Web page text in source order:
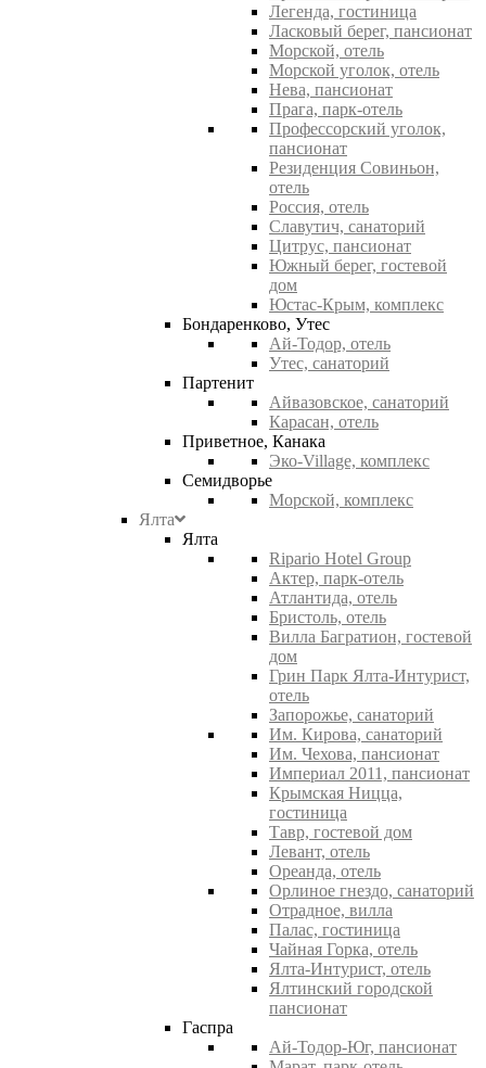
Легенда, гостиница
Ласковый берег, пансионат
Морской, отель
Морской уголок, отель
Нева, пансионат
Прага, парк-отель
Профессорский уголок,
пансионат
Резиденция Совиньон,
отель
Россия, отель
Славутич, санаторий
Цитрус, пансионат
Южный берег, гостевой
дом
Юстас-Крым, комплекс
Бондаренково, Утес
Ай-Тодор, отель
Утес, санаторий
Партенит
Айвазовское, санаторий
Карасан, отель
Приветное, Канака
Эко-Village, комплекс
Семидворье
Морской, комплекс
Ялта
Ялта
Ripario Hotel Group
Актер, парк-отель
Атлантида, отель
Бристоль, отель
Вилла Багратион, гостевой
дом
Грин Парк Ялта-Интурист,
отель
Запорожье, санаторий
Им. Кирова, санаторий
Им. Чехова, пансионат
Империал 2011, пансионат
Крымская Ницца,
гостиница
Тавр, гостевой дом
Левант, отель
Ореанда, отель
Орлиное гнездо, санаторий
Отрадное, вилла
Палас, гостиница
Чайная Горка, отель
Ялта-Интурист, отель
Ялтинский городской
пансионат
Гаспра
Ай-Тодор-Юг, пансионат